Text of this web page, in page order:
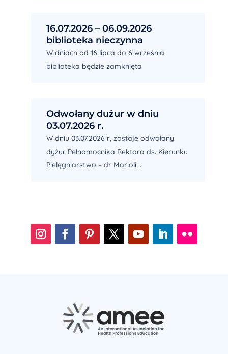
16.07.2026 – 06.09.2026
biblioteka nieczynna
W dniach od 16 lipca do 6 września
biblioteka będzie zamknięta
Odwołany dużur w dniu
03.07.2026 r.
W dniu 03.07.2026 r, zostaje odwołany
dyżur Pełnomocnika Rektora ds. Kierunku
Pielęgniarstwo – dr Marioli ...